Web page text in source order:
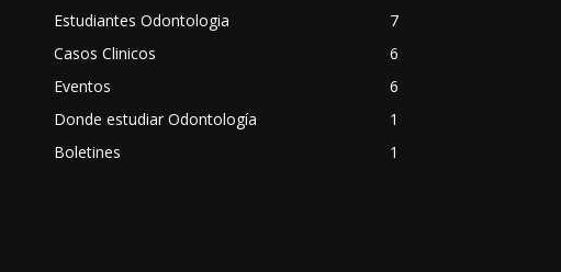
Estudiantes Odontologia
7
Casos Clinicos
6
Eventos
6
Donde estudiar Odontología
1
Boletines
1